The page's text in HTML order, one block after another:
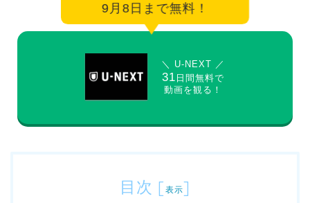
9月8日まで無料！
＼ U-NEXT ／
31 日間無料で
動画を観る！
目次 [ 表示]